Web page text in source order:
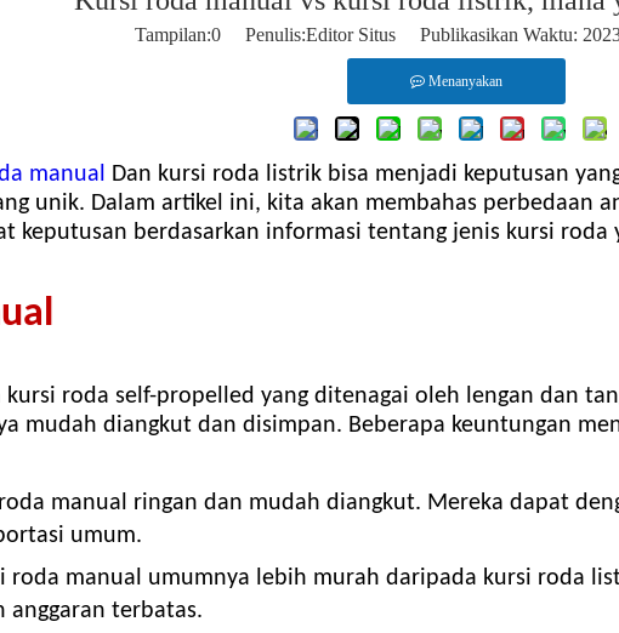
Tampilan:0 Penulis:Editor Situs Publikasikan Waktu:
Menanyakan
manual
Dan kursi roda listrik bisa menjadi keputusan
unik. Dalam artikel ini, kita akan membahas
keputusan berdasarkan informasi tentang jenis kursi roda
kursi roda self-propelled yang ditenagai oleh lengan dan
mudah diangkut dan disimpan. Beberapa keuntungan
manual ringan dan mudah diangkut. Mereka dapat
umum.
roda manual umumnya lebih murah daripada kursi roda
terbatas.